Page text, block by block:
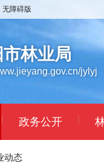
无障碍版
林业局
jylyj
| 政务公开 |
动态